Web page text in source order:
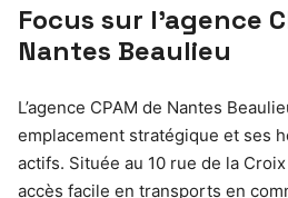
Focus sur l’agence
Nantes Beaulieu
L’agence CPAM de Nantes
emplacement stratégique et ses
actifs. Située au 10 rue de la
accès facile en transports en